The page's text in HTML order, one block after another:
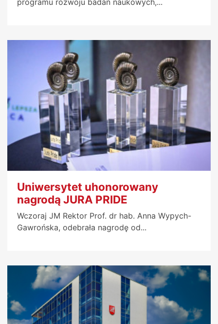
Uniwersytet uhonorowany
nagrodą JURA PRIDE
Wczoraj JM Rektor Prof. dr hab. Anna Wypych-
Gawrońska, odebrała nagrodę od...